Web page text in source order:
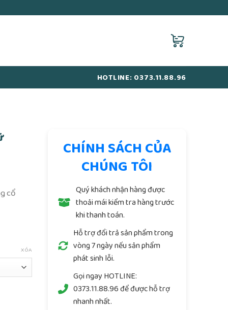
HOTLINE: 0373.11.88.96
cổ
XÓA
CHÍNH SÁCH CỦA
CHÚNG TÔI
Quý khách nhận hàng được
thoải mái kiểm tra hàng trước
khi thanh toán.
Hỗ trợ đổi trả sản phẩm trong
vòng 7 ngày nếu sản phẩm
phát sinh lỗi.
Gọi ngay HOTLINE:
0373.11.88.96để được hỗ trợ
nhanh nhất.